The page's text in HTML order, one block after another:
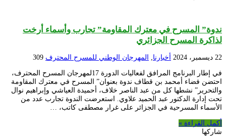
ندوة” المسرح في معترك المقاومة” تجارب وأسماء أرخت
لذاكرة المسرح الجزائري
22 ديسمبر، 2024 أخبارنا المهرجان الوطني للمسرح المحترف 309
في إطار البرنامج المرافق لفعاليات الدورة 17لمهرجان المسرح المحترف،
احتضن فضاء أمحمد بن قطاف ندوة بعنوان” المسرح في معترك المقاومة
والتحرير” نشطها كل من عبد الناصر خلاف، أحميدة العياشي وإبراهيم نوال
تحت إدارة الدكتور عبد الحميد علاوي. استعرضت الندوة تجارب عدد من
الأسماء المسرحية في الجزائر على غرار مصطفى كاتب، …
أكمل القراءة »
شاركها